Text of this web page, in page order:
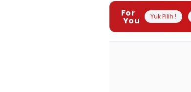
For
You Yuk Pilih !